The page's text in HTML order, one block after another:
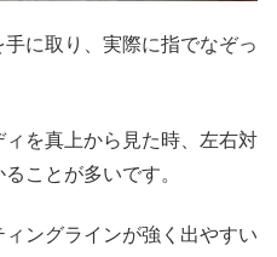
に取り、実際に指でなぞっ
を真上から見た時、左右対
ことが多いです。
ングラインが強く出やすい